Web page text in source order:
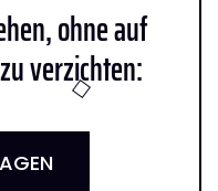
ohne auf
verzichten: